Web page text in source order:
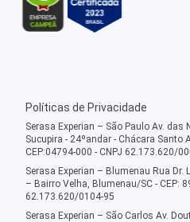
Políticas de Privacidade
Serasa Experian – São Paulo Av. das
Sucupira - 24ºandar - Chácara Santo
CEP:04794-000 - CNPJ 62.173.620/
Serasa Experian – Blumenau Rua Dr.
– Bairro Velha, Blumenau/SC - CEP:
62.173.620/0104-95
Serasa Experian – São Carlos Av.